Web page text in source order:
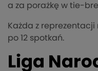
a za porażkę w tie-
Każda z
po 12 spotkań.
Liga